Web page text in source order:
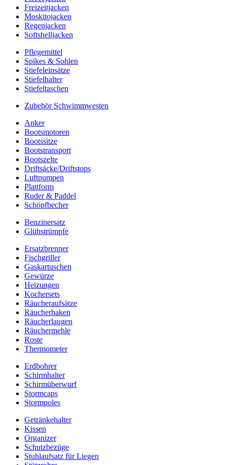
Freizeitjacken
Moskitojacken
Regenjacken
Softshelljacken
Pflegemittel
Spikes & Sohlen
Stiefeleinsätze
Stiefelhalter
Stiefeltaschen
Zubehör Schwimmwesten
Anker
Bootsmotoren
Bootssitze
Bootstransport
Bootszelte
Driftsäcke/Driftstops
Luftpumpen
Plattform
Ruder & Paddel
Schöpfbecher
Benzinersatz
Glühstrümpfe
Ersatzbrenner
Fischgriller
Gaskartuschen
Gewürze
Heizungen
Kochersets
Räucheraufsätze
Räucherhaken
Räucherlaugen
Räuchermehle
Roste
Thermometer
Erdbohrer
Schirmhalter
Schirmüberwurf
Stormcaps
Stormpoles
Getränkehalter
Kissen
Organizer
Schutzbezüge
Stuhlaufsatz für Liegen